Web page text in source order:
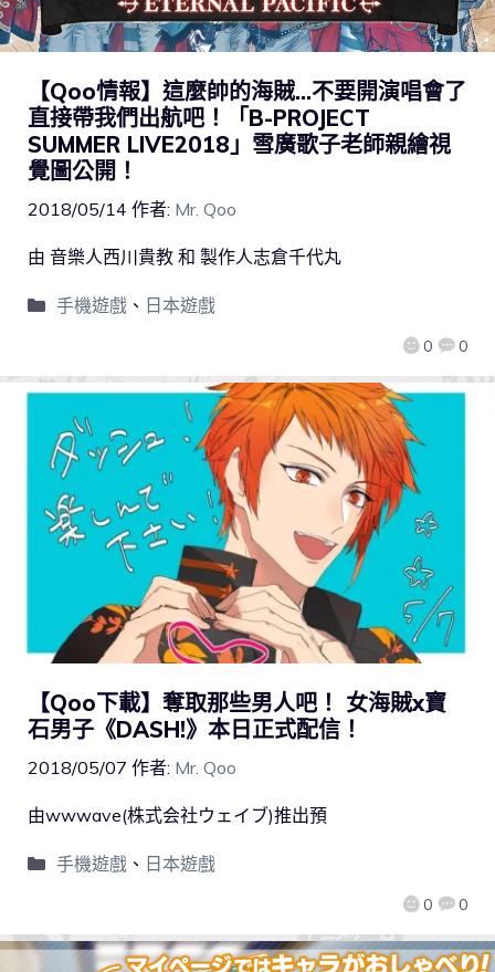
【Qoo情報】這麼帥的海賊…不要開演唱會了
直接帶我們出航吧！「B-PROJECT
SUMMER LIVE2018」雪廣歌子老師親繪視
覺圖公開！
2018/05/14 作者: Mr. Qoo
0 0
由 音樂人西川貴教 和 製作人志倉千代丸
手機遊戲、 日本遊戲
【Qoo下載】奪取那些男人吧！ 女海賊x寶
石男子《DASH!》本日正式配信！
2018/05/07 作者: Mr. Qoo
0 0
由wwwave(株式会社ウェイブ)推出預
手機遊戲、 日本遊戲